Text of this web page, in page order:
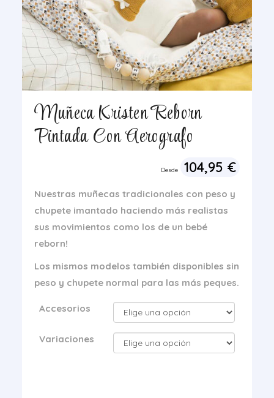
Muñeca Kristen Reborn
Pintada Con Aerografo
Desde 104,95 €
Nuestras muñecas tradicionales con peso y
chupete imantado haciendo más realistas
sus movimientos como los de un bebé
reborn!
Los mismos modelos también disponibles sin
peso y chupete normal para las más peques.
Accesorios
Variaciones